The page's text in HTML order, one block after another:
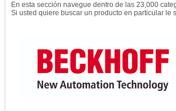
En esta sección navegue dentro de las 23,000
Si usted quiere buscar un producto en particular le